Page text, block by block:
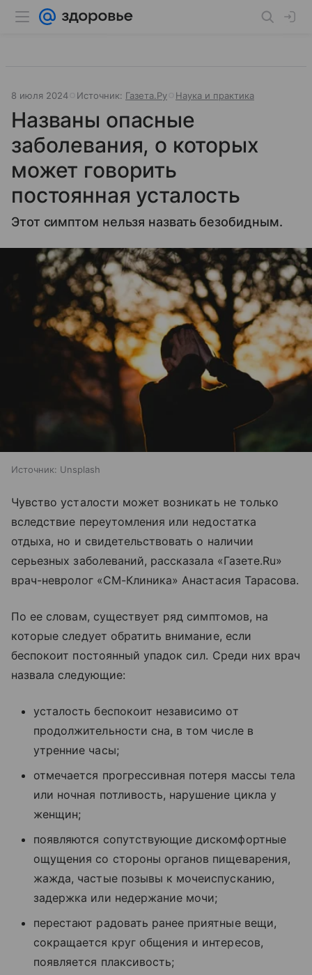
8 июля 2024 Источник: Газета.Ру Наука и практика
Названы опасные
заболевания, о которых
может говорить
постоянная усталость
Этот симптом нельзя назвать безобидным.
Источник: Unsplash
Чувство усталости может возникать не только
вследствие переутомления или недостатка
отдыха, но и свидетельствовать о наличии
серьезных заболеваний, рассказала «Газете.Ru»
врач-невролог «СМ-Клиника» Анастасия Тарасова.
По ее словам, существует ряд симптомов, на
которые следует обратить внимание, если
беспокоит постоянный упадок сил. Среди них врач
назвала следующие:
усталость беспокоит независимо от
продолжительности сна, в том числе в
утренние часы;
отмечается прогрессивная потеря массы тела
или ночная потливость, нарушение цикла у
женщин;
появляются сопутствующие дискомфортные
ощущения со стороны органов пищеварения,
жажда, частые позывы к мочеиспусканию,
задержка или недержание мочи;
перестают радовать ранее приятные вещи,
сокращается круг общения и интересов,
появляется плаксивость;